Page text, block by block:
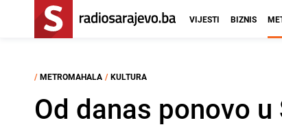
VIJESTI BIZNIS
/ METROMAHALA / KULTURA
Od danas ponovo